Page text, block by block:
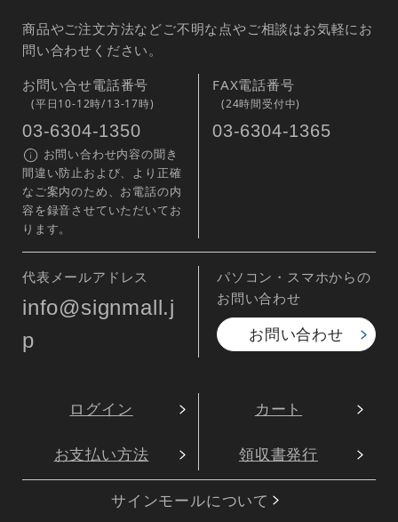
商品やご注文方法などご不明な点やご相談はお気軽にお
問い合わせください。
お問い合せ電話番号
(平日10-12時/13-17時)
03-6304-1350
お問い合わせ内容の聞き
間違い防止および、より正確
なご案内のため、お電話の内
容を録音させていただいてお
ります。
FAX電話番号
(24時間受付中)
03-6304-1365
代表メールアドレス
info@signmall.j
p
パソコン・スマホからの
お問い合わせ
お問い合わせ
ログイン カート
お支払い方法 領収書発行
サインモールについて